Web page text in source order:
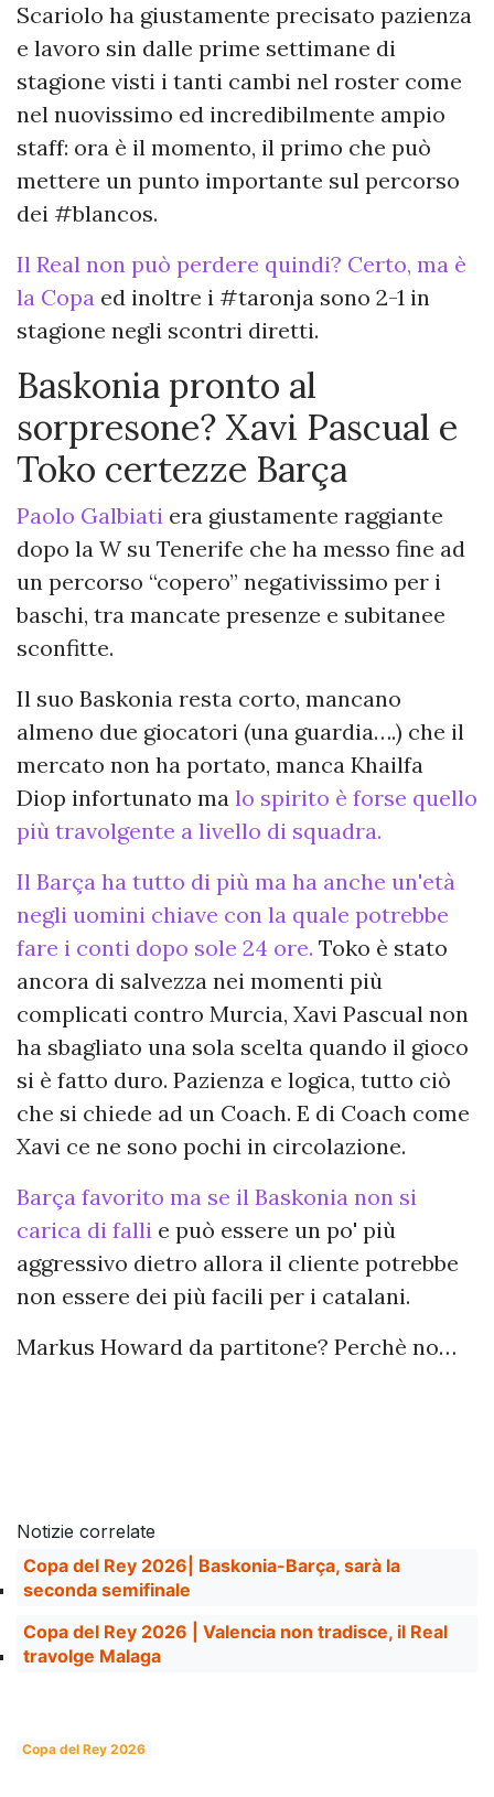
Scariolo ha giustamente precisato pazienza
e lavoro sin dalle prime settimane di
stagione visti i tanti cambi nel roster come
nel nuovissimo ed incredibilmente ampio
staff: ora è il momento, il primo che può
mettere un punto importante sul percorso
dei #blancos.
Il Real non può perdere quindi? Certo, ma è
la Copa ed inoltre i #taronja sono 2-1 in
stagione negli scontri diretti.
Baskonia pronto al
sorpresone? Xavi Pascual e
Toko certezze Barça
Paolo Galbiati era giustamente raggiante
dopo la W su Tenerife che ha messo fine ad
un percorso “copero” negativissimo per i
baschi, tra mancate presenze e subitanee
sconfitte.
Il suo Baskonia resta corto, mancano
almeno due giocatori (una guardia….) che il
mercato non ha portato, manca Khailfa
Diop infortunato ma lo spirito è forse quello
più travolgente a livello di squadra.
Il Barça ha tutto di più ma ha anche un'età
negli uomini chiave con la quale potrebbe
fare i conti dopo sole 24 ore. Toko è stato
ancora di salvezza nei momenti più
complicati contro Murcia, Xavi Pascual non
ha sbagliato una sola scelta quando il gioco
si è fatto duro. Pazienza e logica, tutto ciò
che si chiede ad un Coach. E di Coach come
Xavi ce ne sono pochi in circolazione.
Barça favorito ma se il Baskonia non si
carica di falli e può essere un po' più
aggressivo dietro allora il cliente potrebbe
non essere dei più facili per i catalani.
Markus Howard da partitone? Perchè no…
Notizie correlate
Copa del Rey 2026| Baskonia-Barça, sarà la
seconda semifinale
Copa del Rey 2026 | Valencia non tradisce, il Real
travolge Malaga
Copa del Rey 2026